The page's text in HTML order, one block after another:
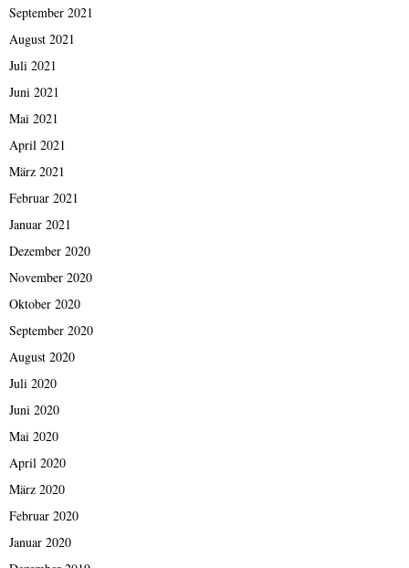
September 2021
August 2021
Juli 2021
Juni 2021
Mai 2021
April 2021
März 2021
Februar 2021
Januar 2021
Dezember 2020
November 2020
Oktober 2020
September 2020
August 2020
Juli 2020
Juni 2020
Mai 2020
April 2020
März 2020
Februar 2020
Januar 2020